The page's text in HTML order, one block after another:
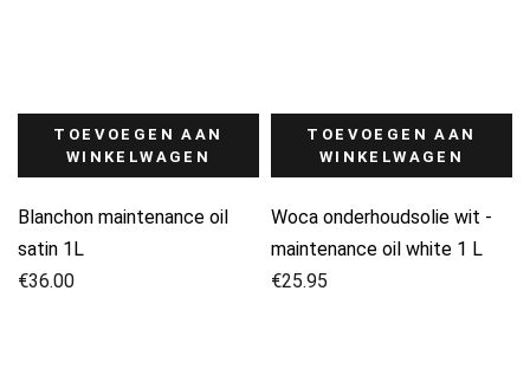
TOEVOEGEN AAN
WINKELWAGEN
Blanchon maintenance oil
satin 1L
€36.00
TOEVOEGEN AAN
WINKELWAGEN
Woca onderhoudsolie wit -
maintenance oil white 1 L
€25.95